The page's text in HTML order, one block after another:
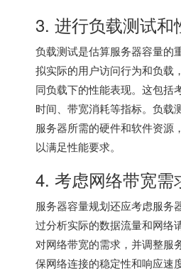
3. 进行负载测试和
负载测试是估算服务器容量的
拟实际的用户访问行为和负载
同负载下的性能表现。这包括
时间、带宽消耗等指标。负载
服务器所需的硬件和软件资源
以满足性能要求。
4. 考虑网络带宽需
服务器容量规划还应考虑服务
过分析实际的数据流量和网络
对网络带宽的需求，并调整服
保网络连接的稳定性和响应速度